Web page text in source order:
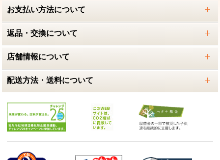
お支払い方法について
返品・交換について
店舗情報について
配送方法・送料について